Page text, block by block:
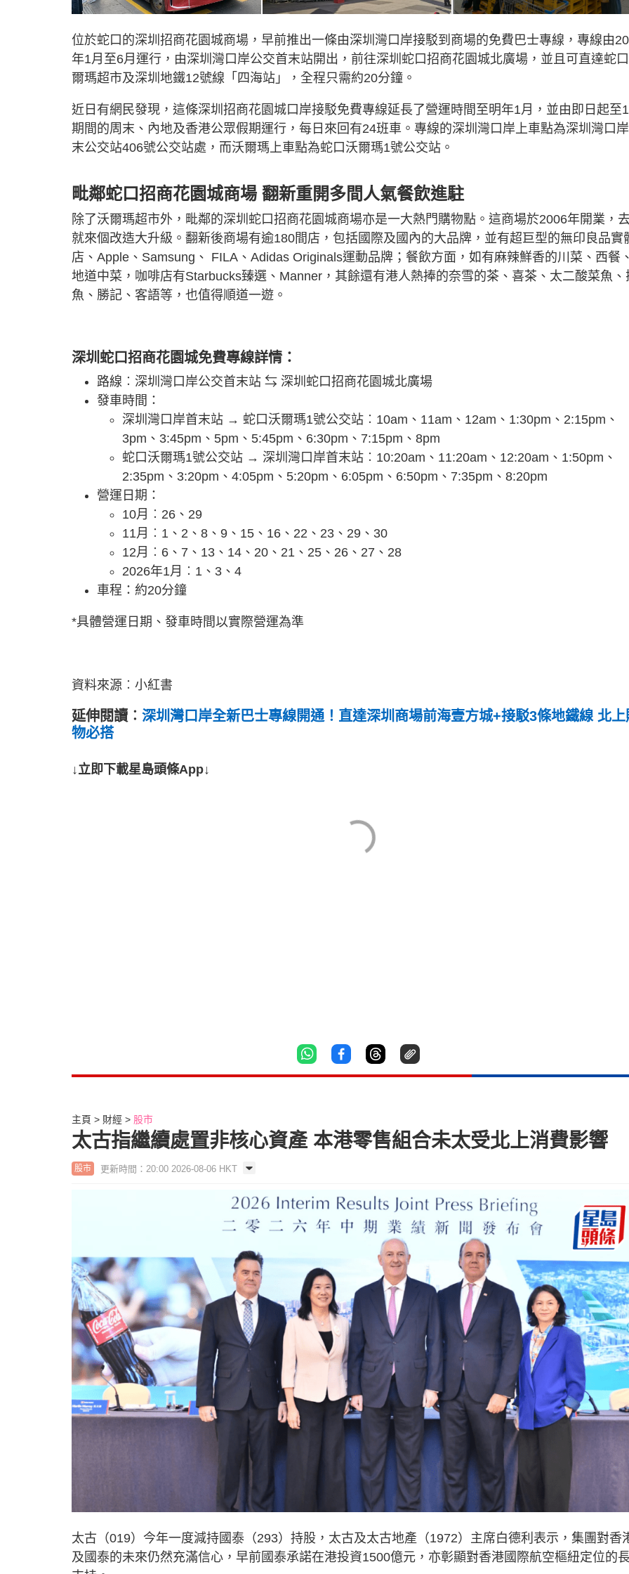
位於蛇口的深圳招商花園城商場，早前推出一條由深圳灣口岸接駁到商場的免費巴士專線，專線由
年1月至6月運行，由深圳灣口岸公交首末站開出，前往深圳蛇口招商花園城北廣場，並且可直達蛇
爾瑪超市及深圳地鐵12號線「四海站」，全程只需約20分鐘。
近日有網民發現，這條深圳招商花園城口岸接駁免費專線延長了營運時間至明年1月，並由即日起至
期間的周末、內地及香港公眾假期運行，每日來回有24班車。專線的深圳灣口岸上車點為深圳灣口
末公交站406號公交站處，而沃爾瑪上車點為蛇口沃爾瑪1號公交站。
毗鄰蛇口招商花園城商場 翻新重開多間人氣餐飲進駐
除了沃爾瑪超市外，毗鄰的深圳蛇口招商花園城商場亦是一大熱門購物點。這商場於2006年開業，
就來個改造大升級。翻新後商場有逾180間店，包括國際及國內的大品牌，並有超巨型的無印良品實
店、Apple、Samsung、 FILA、Adidas Originals運動品牌；餐飲方面，如有麻辣鮮香的川菜、西餐
地道中菜，咖啡店有Starbucks臻選、Manner，其餘還有港人熱捧的奈雪的茶、喜茶、太二酸菜魚、
魚、勝記、客語等，也值得順道一遊。
深圳蛇口招商花園城免費專線詳情：
路線︰深圳灣口岸公交首末站 ⇆ 深圳蛇口招商花園城北廣場
發車時間：
深圳灣口岸首末站 → 蛇口沃爾瑪1號公交站︰10am、11am、12am、1:30pm、2:15pm、
3pm、3:45pm、5pm、5:45pm、6:30pm、7:15pm、8pm
蛇口沃爾瑪1號公交站 → 深圳灣口岸首末站︰10:20am、11:20am、12:20am、1:50pm、
2:35pm、3:20pm、4:05pm、5:20pm、6:05pm、6:50pm、7:35pm、8:20pm
營運日期：
10月︰26、29
11月︰1、2、8、9、15、16、22、23、29、30
12月︰6、7、13、14、20、21、25、26、27、28
2026年1月︰1、3、4
車程：約20分鐘
*具體營運日期、發車時間以實際營運為準
資料來源︰小紅書
延伸閱讀︰ 深圳灣口岸全新巴士專線開通！直達深圳商場前海壹方城+接駁3條地鐵線 北上
物必搭
↓立即下載星島頭條App↓
主頁 財經 股市
太古指繼續處置非核心資產 本港零售組合未太受北上消費影響
股市 更新時間：20:00 2026-08-06 HKT
太古（019）今年一度減持國泰（293）持股，太古及太古地產（1972）主席白德利表示，集團對香
及國泰的未來仍然充滿信心，早前國泰承諾在港投資1500億元，亦彰顯對香港國際航空樞紐定位的